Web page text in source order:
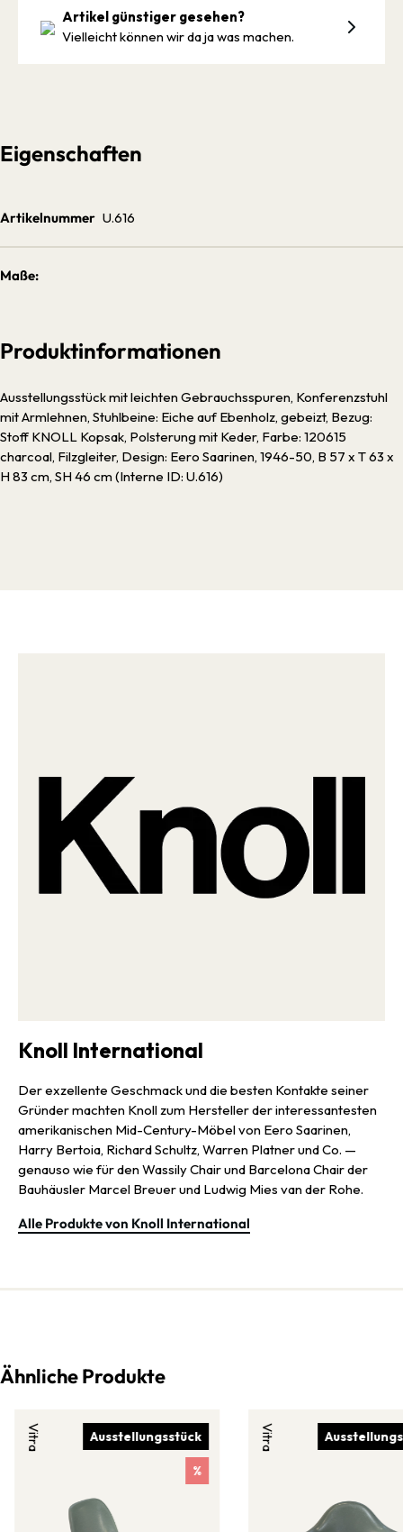
Artikel günstiger gesehen?
Vielleicht können wir da ja was machen.
Eigenschaften
Artikelnummer U.616
Maße:
Produktinformationen
Ausstellungsstück mit leichten Gebrauchsspuren, Konferenzstuhl
mit Armlehnen, Stuhlbeine: Eiche auf Ebenholz, gebeizt, Bezug:
Stoff KNOLL Kopsak, Polsterung mit Keder, Farbe: 120615
charcoal, Filzgleiter, Design: Eero Saarinen, 1946-50, B 57 x T 63 x
H 83 cm, SH 46 cm (Interne ID: U.616)
Knoll International
Der exzellente Geschmack und die besten Kontakte seiner
Gründer machten Knoll zum Hersteller der interessantesten
amerikanischen Mid-Century-Möbel von Eero Saarinen,
Harry Bertoia, Richard Schultz, Warren Platner und Co. —
genauso wie für den Wassily Chair und Barcelona Chair der
Bauhäusler Marcel Breuer und Ludwig Mies van der Rohe.
Alle Produkte von Knoll International
Ähnliche Produkte
Ausstellungsstück
%
Vitra Vitra